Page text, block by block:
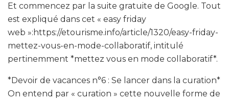
Et commencez par la suite gratuite de Google. Tout
est expliqué dans cet « easy friday
web »:https://etourisme.info/article/1320/easy-friday-
mettez-vous-en-mode-collaboratif, intitulé
pertinemment *mettez vous en mode collaboratif*.
*Devoir de vacances n°6 : Se lancer dans la curation*
On entend par « curation » cette nouvelle forme de